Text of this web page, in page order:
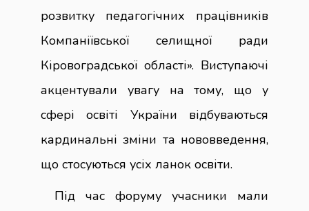
розвитку педагогічних працівників
Компаніївської селищної ради
Кіровоградської області». Виступаючі
акцентували увагу на тому, що у
сфері освіті України відбуваються
кардинальні зміни та нововведення,
що стосуються усіх ланок освіти.
Під час форуму учасники мали